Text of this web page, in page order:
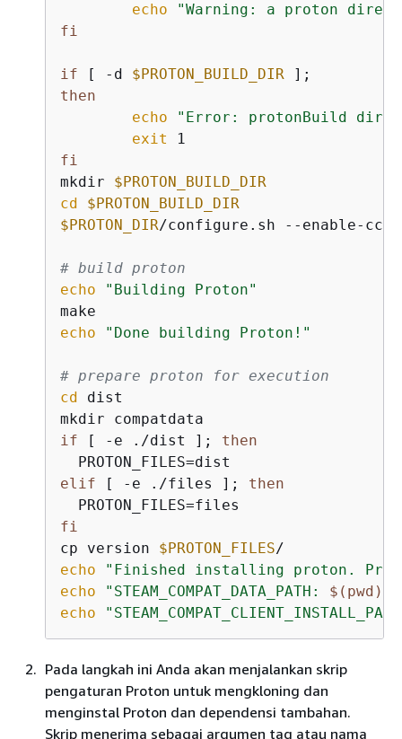
echo
"Warning: a proton
fi
if [ -d $PROTON_BUILD_DIR
then
echo
"Error: protonBuild
exit
fi
mkdir $PROTON_BUILD_DIR
cd
$PROTON_BUILD_DIR
$PROTON_DIR/configure.sh --enable-
# build proton
echo
"Building Proton"
echo
"Done building Proton!"
# prepare proton for execution
cd dist
if [ -e ./dist ]; then
elif [ -e ./files ]; then
fi
cp version $PROTON_FILES
echo
"Finished installing proton.
echo
"STEAM_COMPAT_DATA_PATH: $(pwd)
echo
Pada langkah ini Anda akan menjalankan skrip
pengaturan Proton untuk mengkloning dan
menginstal Proton dan dependensi tambahan.
Skrip menerima sebagai argumen tag atau nama